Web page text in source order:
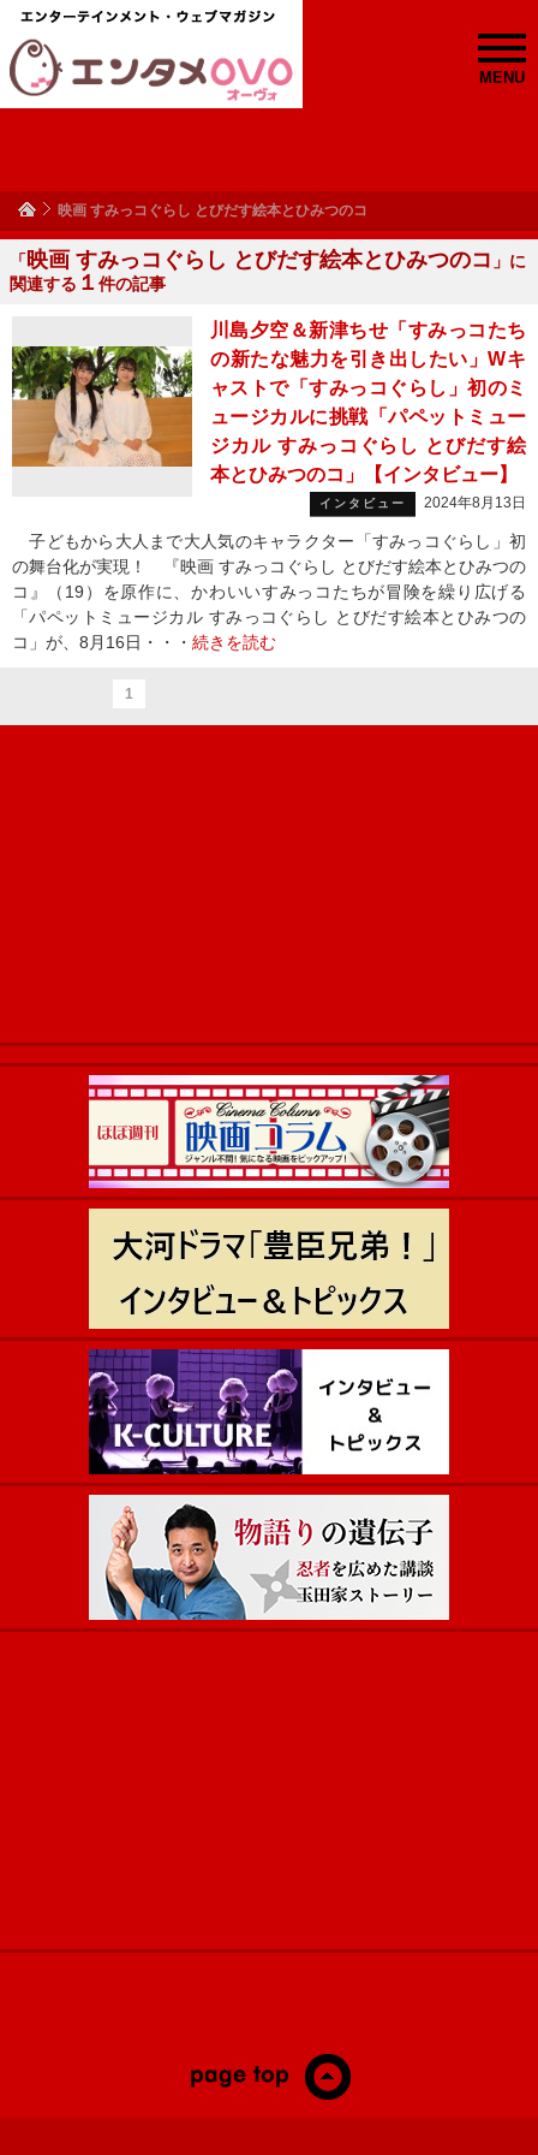
MENU
映画 すみっコぐらし とびだす絵本とひみつのコ
「映画 すみっコぐらし とびだす絵本とひみつのコ 」に
関連する １ 件の記事
川島夕空＆新津ちせ「すみっコたち
の新たな魅力を引き出したい」Wキ
ャストで「すみっコぐらし」初のミ
ュージカルに挑戦「パペットミュー
ジカル すみっコぐらし とびだす絵
本とひみつのコ」【インタビュー】
インタビュー 2024年8月13日
子どもから大人まで大人気のキャラクター「すみっコぐらし」初
の舞台化が実現！ 『映画 すみっコぐらし とびだす絵本とひみつの
コ』（19）を原作に、かわいいすみっコたちが冒険を繰り広げる
「パペットミュージカル すみっコぐらし とびだす絵本とひみつの
コ」が、8月16日・・・ 続きを読む
1